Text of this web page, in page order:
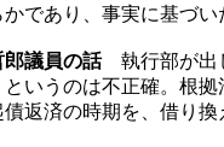
であり、事実に基づい
郎議員の話執行部が出
いうのは不正確。根
返済の時期を、借り